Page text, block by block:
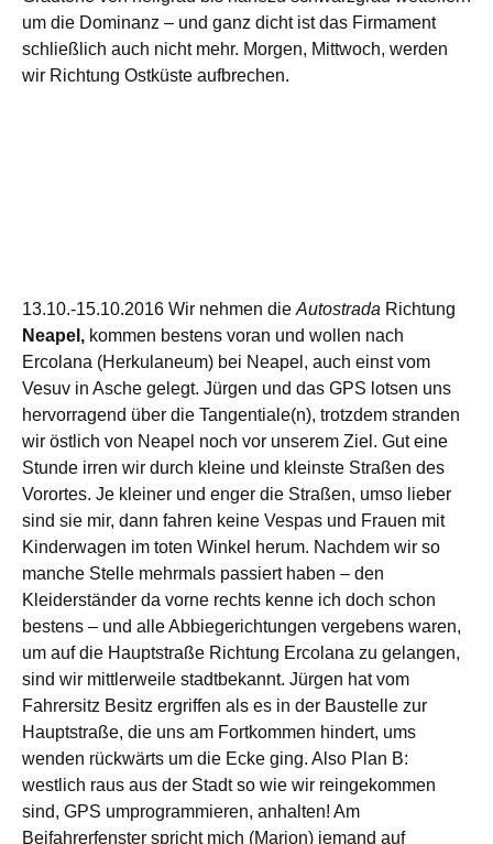
um die Dominanz – und ganz dicht ist das Firmament
schließlich auch nicht mehr. Morgen, Mittwoch, werden
wir Richtung Ostküste aufbrechen.
13.10.-15.10.2016 Wir nehmen die Autostrada Richtung
Neapel, kommen bestens voran und wollen nach
Ercolana (Herkulaneum) bei Neapel, auch einst vom
Vesuv in Asche gelegt. Jürgen und das GPS lotsen uns
hervorragend über die Tangentiale(n), trotzdem stranden
wir östlich von Neapel noch vor unserem Ziel. Gut eine
Stunde irren wir durch kleine und kleinste Straßen des
Vorortes. Je kleiner und enger die Straßen, umso lieber
sind sie mir, dann fahren keine Vespas und Frauen mit
Kinderwagen im toten Winkel herum. Nachdem wir so
manche Stelle mehrmals passiert haben – den
Kleiderständer da vorne rechts kenne ich doch schon
bestens – und alle Abbiegerichtungen vergebens waren,
um auf die Hauptstraße Richtung Ercolana zu gelangen,
sind wir mittlerweile stadtbekannt. Jürgen hat vom
Fahrersitz Besitz ergriffen als es in der Baustelle zur
Hauptstraße, die uns am Fortkommen hindert, ums
wenden rückwärts um die Ecke ging. Also Plan B:
westlich raus aus der Stadt so wie wir reingekommen
sind, GPS umprogrammieren, anhalten! Am
Beifahrerfenster spricht mich (Marion) jemand auf